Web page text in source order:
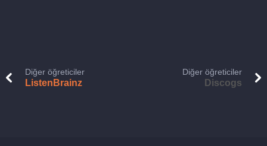
Diğer öğreticiler
ListenBrainz
Diğer öğreticiler
Discogs